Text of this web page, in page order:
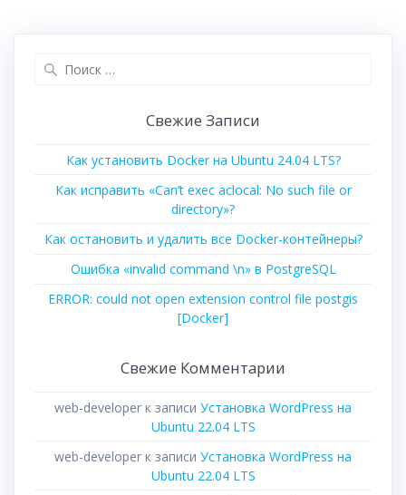
Свежие Записи
Как установить Docker на Ubuntu 24.04 LTS?
Как исправить «Can’t exec aclocal: No such file or
directory»?
Как остановить и удалить все Docker-контейнеры?
Ошибка «invalid command \n» в PostgreSQL
ERROR: could not open extension control file postgis
[Docker]
Свежие Комментарии
web-developer к записи Установка WordPress на
Ubuntu 22.04 LTS
web-developer к записи Установка WordPress на
Ubuntu 22.04 LTS